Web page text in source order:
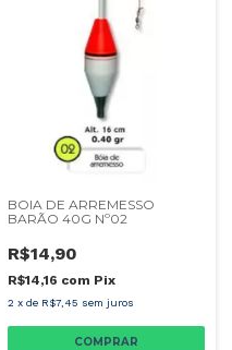
BOIA DE ARREMESSO
BARÃO 40G Nº02
R$14,90
R$14,16 com Pix
2 x de R$7,45 sem juros